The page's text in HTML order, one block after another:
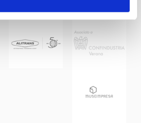
Partner Network